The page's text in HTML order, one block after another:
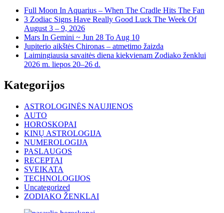
Full Moon In Aquarius – When The Cradle Hits The Fan
3 Zodiac Signs Have Really Good Luck The Week Of
August 3 – 9, 2026
Mars In Gemini ~ Jun 28 To Aug 10
Jupiterio aikštės Chironas – atmetimo žaizda
Laimingiausia savaitės diena kiekvienam Zodiako ženklui
2026 m. liepos 20–26 d.
Kategorijos
ASTROLOGINĖS NAUJIENOS
AUTO
HOROSKOPAI
KINŲ ASTROLOGIJA
NUMEROLOGIJA
PASLAUGOS
RECEPTAI
SVEIKATA
TECHNOLOGIJOS
Uncategorized
ZODIAKO ŽENKLAI